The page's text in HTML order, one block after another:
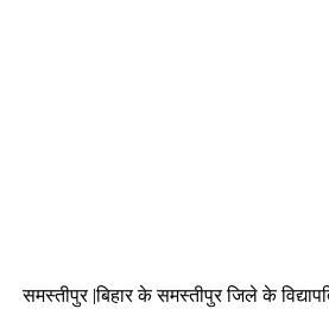
समस्तीपुर |बिहार के समस्तीपुर जिले के